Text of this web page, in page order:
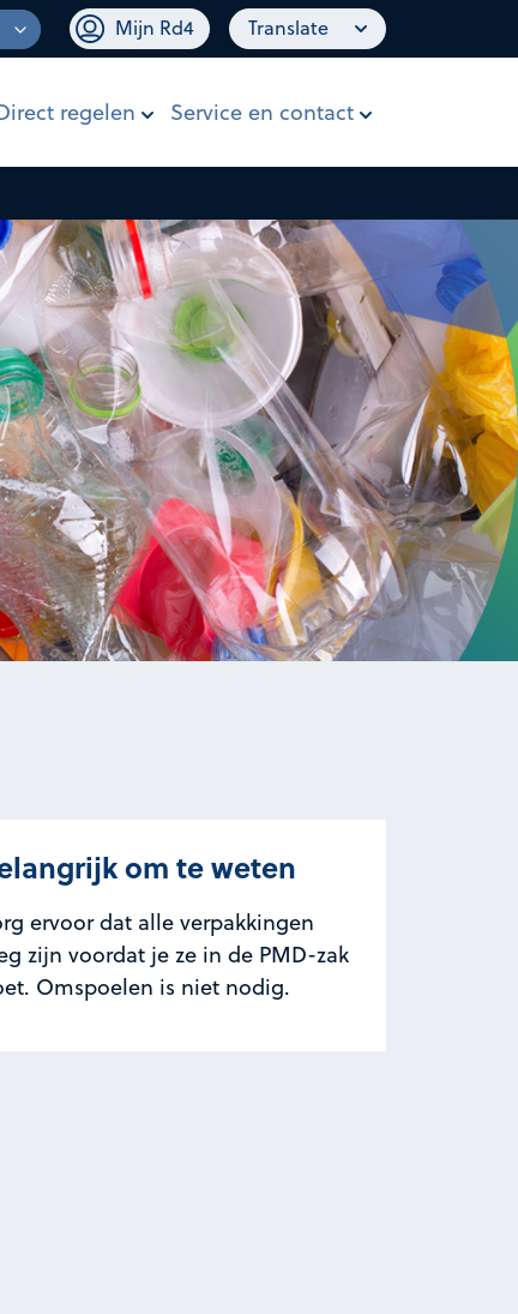
Mijn Rd4 Translate
regelen Service en contact
om te weten
ervoor dat alle verpakkingen
zijn voordat je ze in de PMD-zak
Omspoelen is niet nodig.